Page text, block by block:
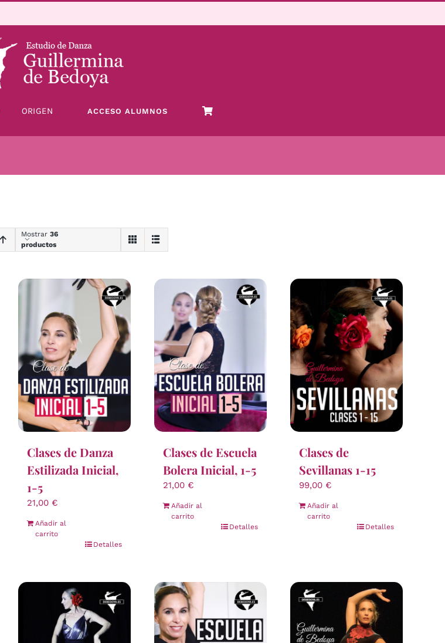
ORIGEN ACCESO ALUMNOS
Mostrar 36
productos
Clases de Danza
Estilizada Inicial,
1-5
21,00 €
Añadir al
carrito
Detalles
Clases de Escuela
Bolera Inicial, 1-5
21,00 €
Añadir al
carrito
Detalles
Clases de
Sevillanas 1-15
99,00 €
Añadir al
carrito
Detalles